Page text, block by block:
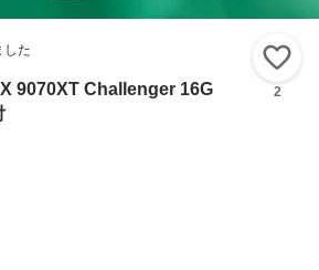
した
9070XT Challenger 16G
2